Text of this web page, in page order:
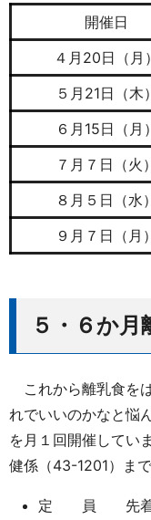
開催日
４月20日（月）
５月21日（木）
６月15日（月）
７月７日（火）
８月５日（水）
９月７日（月）
５・６か
これから離乳食を
れでいいのかなと悩
を月１回開催してい
健係（43-1201）ま
定 員 先着